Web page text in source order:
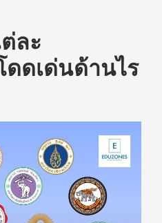
ต่ละ
ดเด่นด้านไร